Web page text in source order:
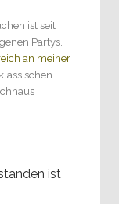
ist seit
Partys.
an meiner
ist